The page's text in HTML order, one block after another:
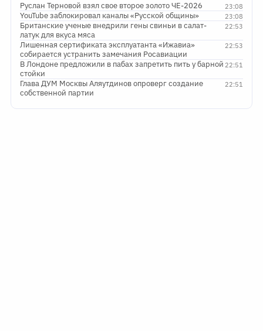
23:08
Руслан Терновой взял свое второе золото ЧЕ-2026
23:08
YouTube заблокировал каналы «Русской общины»
22:53
Британские ученые внедрили гены свиньи в салат-
латук для вкуса мяса
22:53
Лишенная сертификата эксплуатанта «Ижавиа»
собирается устранить замечания Росавиации
22:51
В Лондоне предложили в пабах запретить пить у барной
стойки
22:51
Глава ДУМ Москвы Аляутдинов опроверг создание
собственной партии